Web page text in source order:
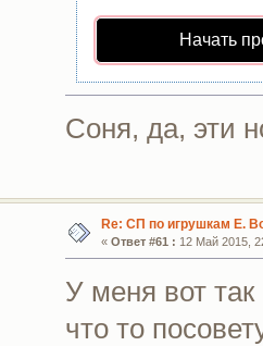
Начать
Соня, да, эти
Re: СП по игрушкам Е.
« Ответ #61 : 12 Май 2015,
У меня вот
что то